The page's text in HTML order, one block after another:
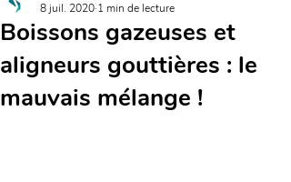
Boissons gazeuses et
aligneurs gouttières : le
mauvais mélange !
8 juil. 2020 1 min de lecture